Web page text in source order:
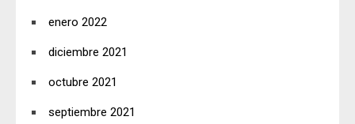
enero 2022
diciembre 2021
octubre 2021
septiembre 2021